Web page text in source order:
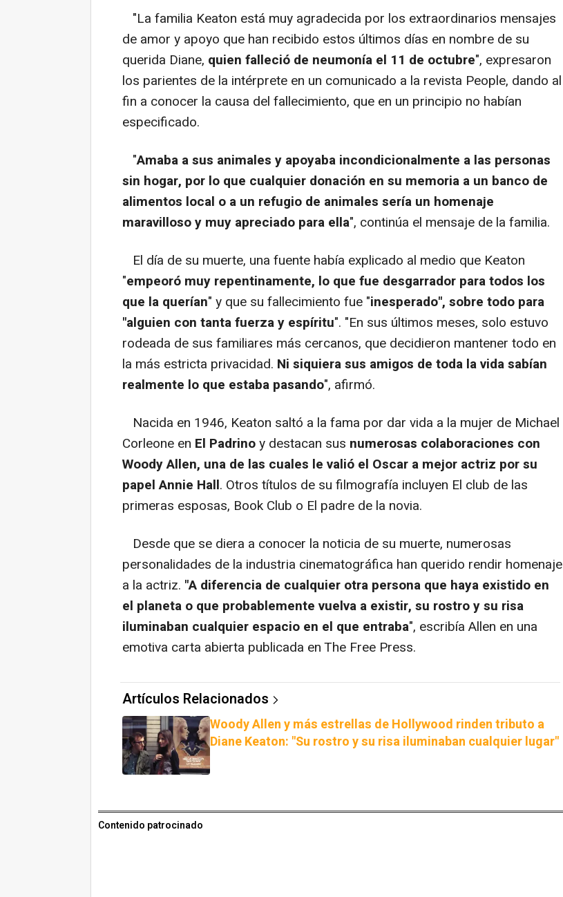
"La familia Keaton está muy agradecida por los extraordinarios mensajes
de amor y apoyo que han recibido estos últimos días en nombre de su
querida Diane, quien falleció de neumonía el 11 de octubre", expresaron
los parientes de la intérprete en un comunicado a la revista People, dando al
fin a conocer la causa del fallecimiento, que en un principio no habían
especificado.
"Amaba a sus animales y apoyaba incondicionalmente a las personas
sin hogar, por lo que cualquier donación en su memoria a un banco de
alimentos local o a un refugio de animales sería un homenaje
maravilloso y muy apreciado para ella", continúa el mensaje de la familia.
El día de su muerte, una fuente había explicado al medio que Keaton
"empeoró muy repentinamente, lo que fue desgarrador para todos los
que la querían" y que su fallecimiento fue "inesperado", sobre todo para
"alguien con tanta fuerza y espíritu". "En sus últimos meses, solo estuvo
rodeada de sus familiares más cercanos, que decidieron mantener todo en
la más estricta privacidad. Ni siquiera sus amigos de toda la vida sabían
realmente lo que estaba pasando", afirmó.
Nacida en 1946, Keaton saltó a la fama por dar vida a la mujer de Michael
Corleone en El Padrinoy destacan sus numerosas colaboraciones con
Woody Allen, una de las cuales le valió el Oscar a mejor actriz por su
papel Annie Hall. Otros títulos de su filmografía incluyen El club de las
primeras esposas, Book Club o El padre de la novia.
Desde que se diera a conocer la noticia de su muerte, numerosas
personalidades de la industria cinematográfica han querido rendir homenaje
a la actriz. "A diferencia de cualquier otra persona que haya existido en
el planeta o que probablemente vuelva a existir, su rostro y su risa
iluminaban cualquier espacio en el que entraba", escribía Allen en una
emotiva carta abierta publicada en The Free Press.
Artículos Relacionados
Woody Allen y más estrellas de Hollywood rinden tributo a
Diane Keaton: "Su rostro y su risa iluminaban cualquier lugar"
Contenido patrocinado